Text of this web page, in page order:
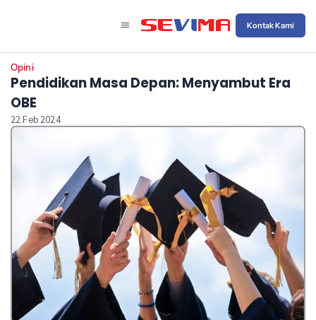
Kontak Kami
Opini
Pendidikan Masa Depan: Menyambut Era
OBE
22 Feb 2024